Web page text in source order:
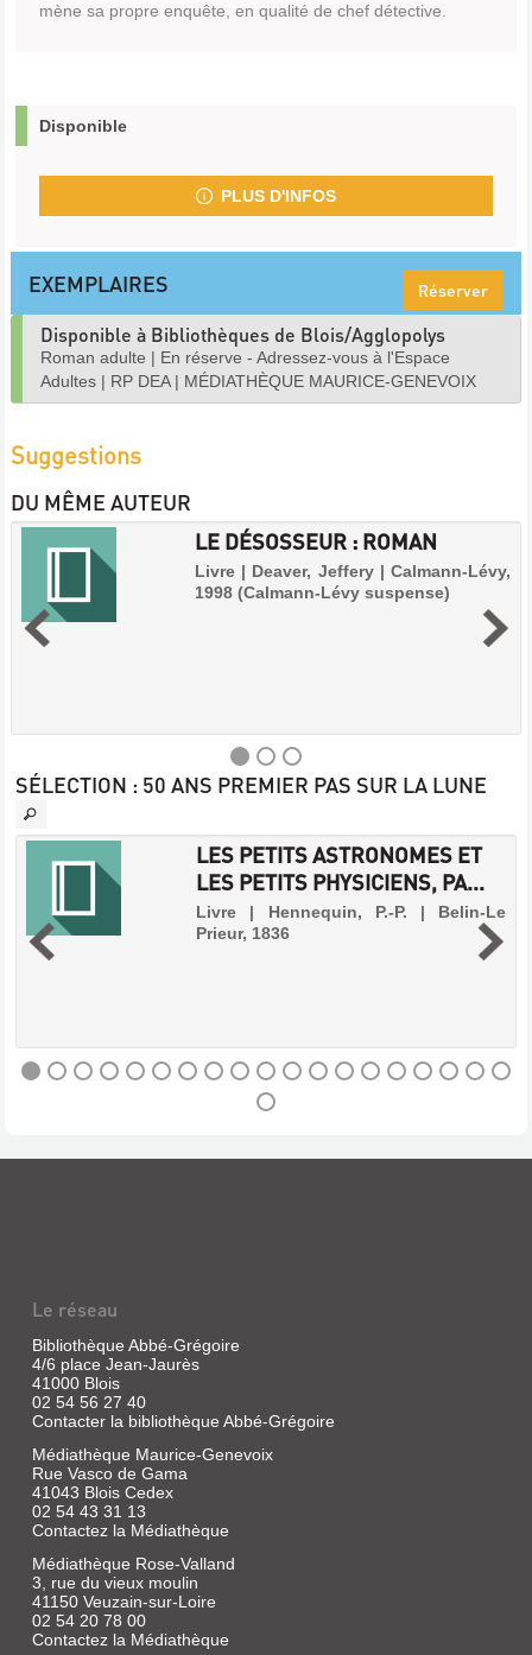
mène sa propre enquête, en qualité de chef détective.
Disponible
PLUS D'INFOS
EXEMPLAIRES Réserver
Disponible à Bibliothèques de Blois/Agglopolys
Roman adulte | En réserve - Adressez-vous à l'Espace
Adultes | RP DEA| MÉDIATHÈQUE MAURICE-GENEVOIX
Suggestions
DU MÊME AUTEUR
LE DÉSOSSEUR : ROMAN
Livre | Deaver, Jeffery | Calmann-Lévy,
1998 (Calmann-Lévy suspense)
LE
DÉSOSSEUR
ROMAN
Livre
Lévy,
suspense)
(LE
DESOSSEUR)
Livre
Deaver,
Jeffery
Calmann-
Lévy,
2000
(Suspense)
Lincoln
Rhyme
était
sans
doute
le
SÉLECTION : 50 ANS PREMIER PAS SUR LA LUNE
LES PETITS ASTRONOMES ET
LES PETITS PHYSICIENS, PA...
Livre | Hennequin, P.-P. | Belin-Le
Prieur, 1836
PA...
Livre
|
Hennequin,
P.-
P.
Belin-
Le
Prieur,
1836
DE
LA
Le réseau
Bibliothèque Abbé-Grégoire
4/6 place Jean-Jaurès
41000 Blois
02 54 56 27 40
Contacter la bibliothèque Abbé-Grégoire
Médiathèque Maurice-Genevoix
Rue Vasco de Gama
41043 Blois Cedex
02 54 43 31 13
Contactez la Médiathèque
Médiathèque Rose-Valland
3, rue du vieux moulin
41150 Veuzain-sur-Loire
02 54 20 78 00
Contactez la Médiathèque